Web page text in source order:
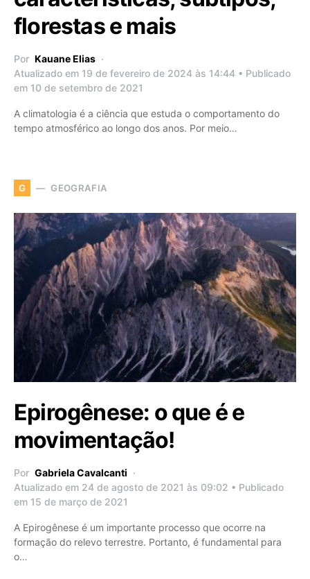
florestas e mais
Por Kauane Elias
Atualizado em 19 de fevereiro de 2024 às 14:44 • Publicado
em 10 de setembro de 2021
A climatologia é a ciência que estuda o comportamento do
tempo atmosférico ao longo dos anos. Por meio…
G GEOGRAFIA
Epirogênese: o que é e
movimentação!
Por Gabriela Cavalcanti
Atualizado em 24 de agosto de 2021 às 09:02 • Publicado
em 15 de março de 2021
A Epirogênese é um importante processo que ocorre na
formação do relevo terrestre. Portanto, é fundamental para
o…